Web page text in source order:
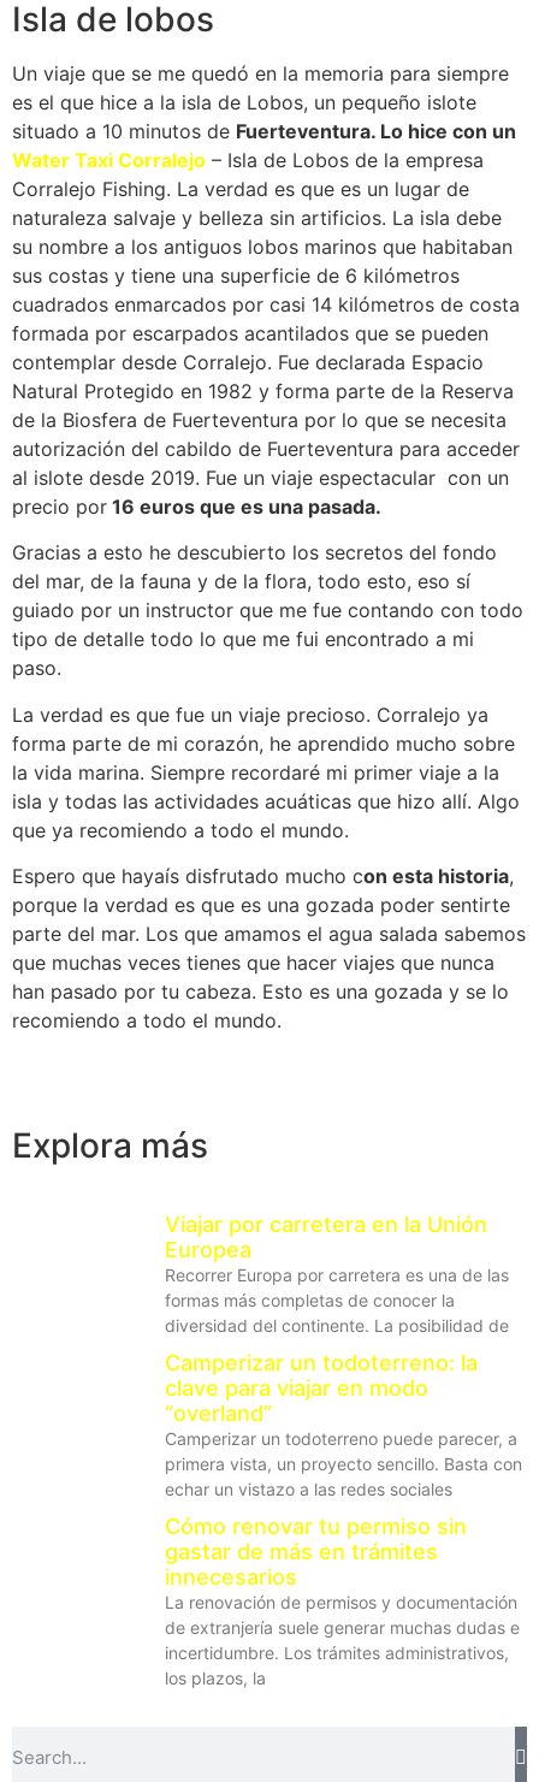
Isla de lobos
Un viaje que se me quedó en la memoria para siempre
es el que hice a la isla de Lobos, un pequeño islote
situado a 10 minutos de Fuerteventura. Lo hice con un
Water Taxi Corralejo – Isla de Lobos de la empresa
Corralejo Fishing. La verdad es que es un lugar de
naturaleza salvaje y belleza sin artificios. La isla debe
su nombre a los antiguos lobos marinos que habitaban
sus costas y tiene una superficie de 6 kilómetros
cuadrados enmarcados por casi 14 kilómetros de costa
formada por escarpados acantilados que se pueden
contemplar desde Corralejo. Fue declarada Espacio
Natural Protegido en 1982 y forma parte de la Reserva
de la Biosfera de Fuerteventura por lo que se necesita
autorización del cabildo de Fuerteventura para acceder
al islote desde 2019. Fue un viaje espectacular con un
precio por 16 euros que es una pasada.
Gracias a esto he descubierto los secretos del fondo
del mar, de la fauna y de la flora, todo esto, eso sí
guiado por un instructor que me fue contando con todo
tipo de detalle todo lo que me fui encontrado a mi
paso.
La verdad es que fue un viaje precioso. Corralejo ya
forma parte de mi corazón, he aprendido mucho sobre
la vida marina. Siempre recordaré mi primer viaje a la
isla y todas las actividades acuáticas que hizo allí. Algo
que ya recomiendo a todo el mundo.
Espero que hayaís disfrutado mucho con esta historia,
porque la verdad es que es una gozada poder sentirte
parte del mar. Los que amamos el agua salada sabemos
que muchas veces tienes que hacer viajes que nunca
han pasado por tu cabeza. Esto es una gozada y se lo
recomiendo a todo el mundo.
Explora más
Viajar por carretera en la Unión
Europea
Recorrer Europa por carretera es una de las
formas más completas de conocer la
diversidad del continente. La posibilidad de
Camperizar un todoterreno: la
clave para viajar en modo
“overland”
Camperizar un todoterreno puede parecer, a
primera vista, un proyecto sencillo. Basta con
echar un vistazo a las redes sociales
Cómo renovar tu permiso sin
gastar de más en trámites
innecesarios
La renovación de permisos y documentación
de extranjería suele generar muchas dudas e
incertidumbre. Los trámites administrativos,
los plazos, la